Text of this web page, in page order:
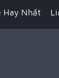
Hay Nhất